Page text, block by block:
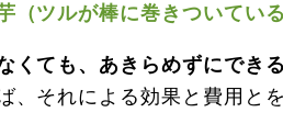
（ツルが棒に巻きついてい
くても、あきらめずにでき
、それによる効果と費用と